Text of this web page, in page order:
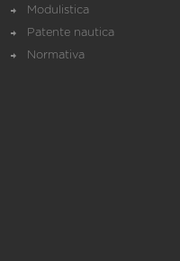
Modulistica
Patente nautica
Normativa